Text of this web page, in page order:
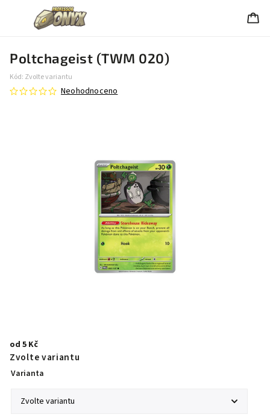
Poltchageist (TWM 020)
Kód: Zvolte variantu
Neohodnoceno
od 5 Kč
Zvolte variantu
Varianta